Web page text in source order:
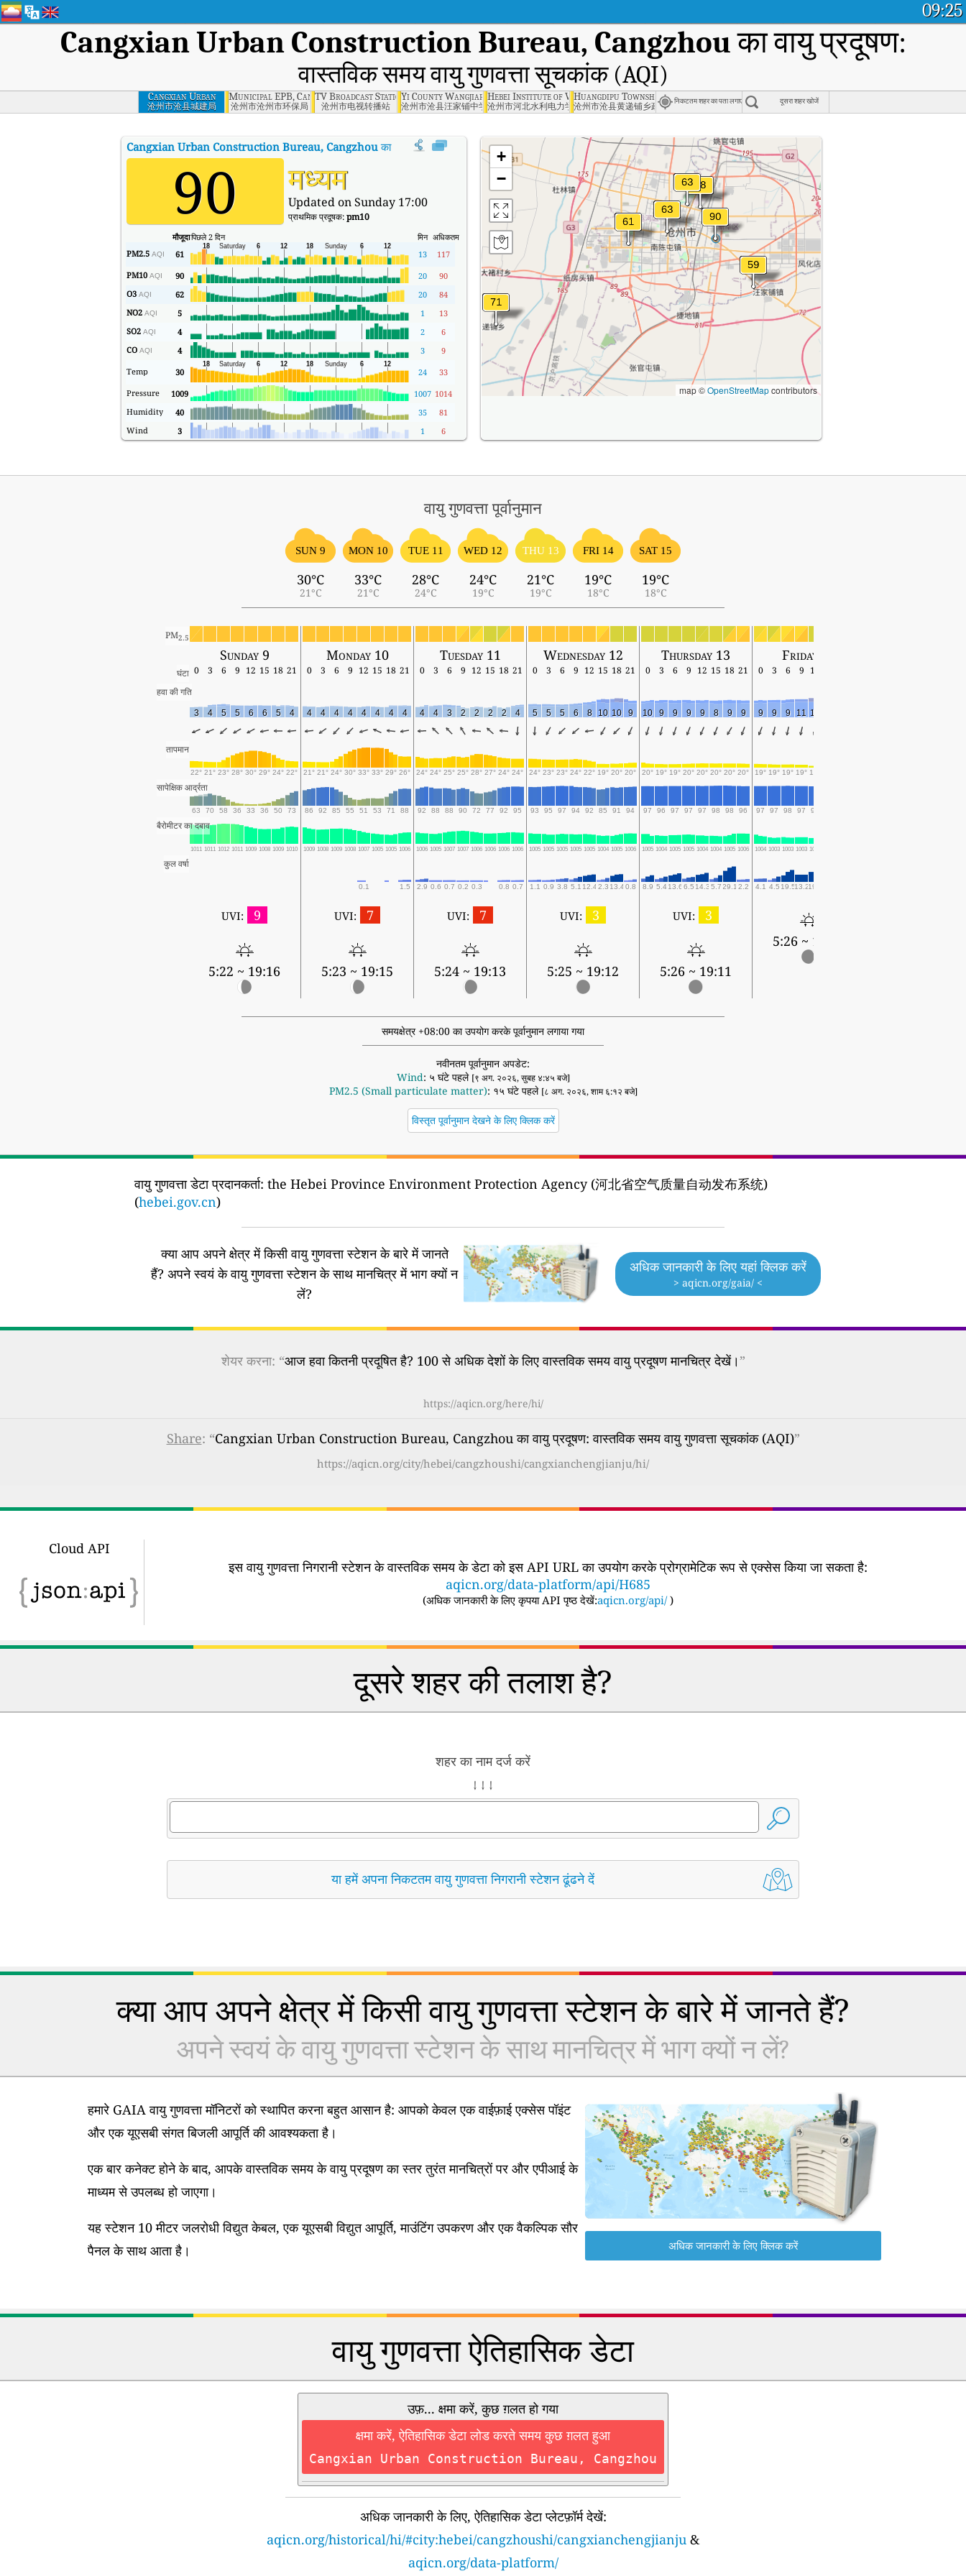
09:25
Cangxian Urban Construction Bureau, Cangzhouका वायु प्रदूषण:
वास्तविक समय वायु गुणवत्ता सूचकांक (AQI)
Cangxian Urban
Construction
Bureau, Cangzhou
沧州市沧县城建局
Municipal EPB, Cangzhou
沧州市沧州市环保局
TV Broadcast Station, Cangzhou
沧州市电视转播站
Yi County Wangjiapu Middle School, Cangzhou
沧州市沧县汪家铺中学
Hebei Institute of Water Conservancy and Electric Power, Cangzhou
沧州市河北水利电力学院
Huangdipu Township Government, Jixian County, Cangzhou
沧州市沧县黄递铺乡政府 निकटतम शहर का पता लगाएं दूसरा शहर खोजें
Cangxian Urban Construction Bureau, Cangzhouका AQI :Cangxian Urban Construction Bureau, Cangzhou का वास्तविक समय वायु गुणवत्ता सूचकांक (AQI)।
90 मध्यम
Updated on Sunday 17:00
प्राथमिक प्रदूषक:pm10
मौजूदापिछले 2 दिन मिन अधिकतम
PM2.5 AQI 61 13
117
PM10 AQI 90 20
90
O3 AQI 62 20
84
NO2 AQI 5 1
13
SO2 AQI 4 2
6
CO AQI 4 3
9
Temp
30 24
33
Pressure
1009 1007 1014
Humidity
40 35
81
Wind
3 1 6
+
−
map ©OpenStreetMapcontributors
वायु गुणवत्ता पूर्वानुमान
SUN 9
30°C
21°C
MON 10
33°C
21°C
TUE 11
28°C
24°C
WED 12
24°C
19°C
THU 13
21°C
19°C
FRI 14
19°C
18°C
SAT 15
19°C
18°C
PM2.5
Sunday 9 Monday 10 Tuesday 11 Wednesday 12 Thursday 13 Friday 14
घंटा 0 3 6 9 12 15 18 21 0 3 6 9 12 15 18 21 0 3 6 9 12 15 18 21 0 3 6 9 12 15 18 21 0 3 6 9 12 15 18 21 0 3 6 9 12
हवा की गति
3 4 5 5 6 6 5 4 4 4 4 4 4 4 4 4 4 4 3 2 2 2 2 4 5 5 5 6 8 10 10 9 10 9 9 9 9 8 9 9 9 9 9 11 11
तापमान
22° 21° 23° 28° 30° 29° 24° 22° 21° 21° 24° 30° 33° 33° 29° 26° 24° 24° 25° 25° 28° 27° 24° 24° 24° 23° 23° 24° 22° 19° 20° 20° 20° 19° 19° 20° 20° 20° 20° 20° 19° 19° 19° 19° 18°
सापेक्षिक आर्द्रता
63 70 58 36 33 36 50 73 86 92 85 55 51 53 71 88 92 88 88 90 72 77 92 95 93 95 97 94 92 85 91 94 97 96 97 97 97 98 98 96 97 97 98 97 96
बैरोमीटर का दबाव
1011 1011 1012 1011 1009 1008 1009 1010 1009 1008 1009 1008 1007 1005 1005 1006 1006 1005 1007 1007 1006 1006 1006 1006 1005 1005 1005 1005 1005 1004 1005 1006 1005 1004 1005 1005 1004 1004 1005 1006 1004 1003 1003 1003 1003
कुल वर्षा
0.1 1.5 2.9 0.6 0.7 0.2 0.3 0.8 0.7 1.1 0.9 3.8 5.1 12.4 2.3 13.4 0.8 8.9 5.4 13.6 6.5 14.3 5.7 29.1 2.2 4.1 4.5 19.513.219.4
UVI: 9
5:22 ~ 19:16
UVI: 7
5:23 ~ 19:15
UVI: 7
5:24 ~ 19:13
UVI: 3
5:25 ~ 19:12
UVI: 3
5:26 ~ 19:11
5:26 ~ 19:10
समयक्षेत्र +08:00 का उपयोग करके पूर्वानुमान लगाया गया
नवीनतम पूर्वानुमान अपडेट:
Wind: ५ घंटे पहले [९ अग. २०२६, सुबह ४:४५ बजे]
PM2.5 (Small particulate matter): १५ घंटे पहले [८ अग. २०२६, शाम ६:१२ बजे]
विस्तृत पूर्वानुमान देखने के लिए क्लिक करें
वायु गुणवत्ता डेटा प्रदानकर्ता: the Hebei Province Environment Protection Agency (河北省空气质量自动发布系统)
(hebei.gov.cn)
क्या आप अपने क्षेत्र में किसी वायु गुणवत्ता स्टेशन के बारे में जानते
हैं? अपने स्वयं के वायु गुणवत्ता स्टेशन के साथ मानचित्र में भाग क्यों न
लें?
अधिक जानकारी के लिए यहां क्लिक करें
> aqicn.org/gaia/ <
शेयर करना: “आज हवा कितनी प्रदूषित है? 100 से अधिक देशों के लिए वास्तविक समय वायु प्रदूषण मानचित्र देखें।”
https://aqicn.org/here/hi/
Share: “Cangxian Urban Construction Bureau, Cangzhou का वायु प्रदूषण: वास्तविक समय वायु गुणवत्ता सूचकांक (AQI)”
https://aqicn.org/city/hebei/cangzhoushi/cangxianchengjianju/hi/
Cloud API
इस वायु गुणवत्ता निगरानी स्टेशन के वास्तविक समय के डेटा को इस API URL का उपयोग करके प्रोग्रामेटिक रूप से एक्सेस किया जा सकता है:
aqicn.org/data-platform/api/H685
(अधिक जानकारी के लिए कृपया API पृष्ठ देखें:aqicn.org/api/ )
दूसरे शहर की तलाश है?
शहर का नाम दर्ज करें
↓ ↓ ↓
या हमें अपना निकटतम वायु गुणवत्ता निगरानी स्टेशन ढूंढने दें
क्या आप अपने क्षेत्र में किसी वायु गुणवत्ता स्टेशन के बारे में जानते हैं?
अपने स्वयं के वायु गुणवत्ता स्टेशन के साथ मानचित्र में भाग क्यों न लें?
हमारे GAIA वायु गुणवत्ता मॉनिटरों को स्थापित करना बहुत आसान है: आपको केवल एक वाईफ़ाई एक्सेस पॉइंट
और एक यूएसबी संगत बिजली आपूर्ति की आवश्यकता है।
एक बार कनेक्ट होने के बाद, आपके वास्तविक समय के वायु प्रदूषण का स्तर तुरंत मानचित्रों पर और एपीआई के
माध्यम से उपलब्ध हो जाएगा।
यह स्टेशन 10 मीटर जलरोधी विद्युत केबल, एक यूएसबी विद्युत आपूर्ति, माउंटिंग उपकरण और एक वैकल्पिक सौर
पैनल के साथ आता है।
अधिक जानकारी के लिए क्लिक करें
वायु गुणवत्ता ऐतिहासिक डेटा
उफ़... क्षमा करें, कुछ ग़लत हो गया
क्षमा करें, ऐतिहासिक डेटा लोड करते समय कुछ ग़लत हुआ
Cangxian Urban Construction Bureau, Cangzhou
अधिक जानकारी के लिए, ऐतिहासिक डेटा प्लेटफ़ॉर्म देखें:
aqicn.org/historical/hi/#city:hebei/cangzhoushi/cangxianchengjianju &
aqicn.org/data-platform/